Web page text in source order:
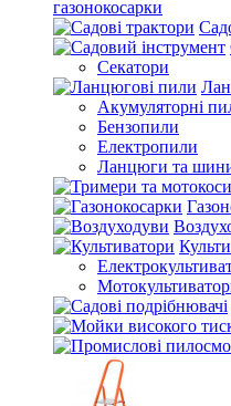
газонокосарки
Секатори
Акумуляторні
Бензопили
Електропили
Ланцюги та